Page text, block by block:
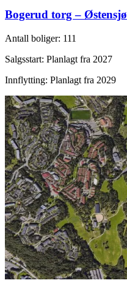
Bogerud torg – Østensjø
Antall boliger: 111
Salgsstart: Planlagt fra 2027
Innflytting: Planlagt fra 2029